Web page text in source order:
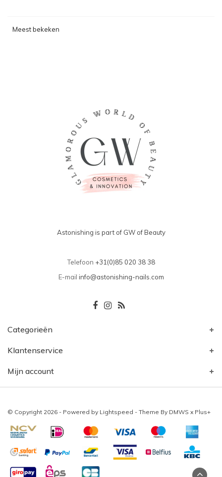
Meest bekeken
Astonishing is part of GW of Beauty
Telefoon +31(0)85 020 38 38
E-mail info@astonishing-nails.com
Categorieën
Klantenservice
Mijn account
© Copyright 2026 - Powered by Lightspeed - Theme By DMWS x Plus+